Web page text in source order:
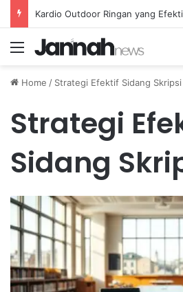
Menu
Home / Strategi Efektif Sidang Skripsi
Strategi
Sidang